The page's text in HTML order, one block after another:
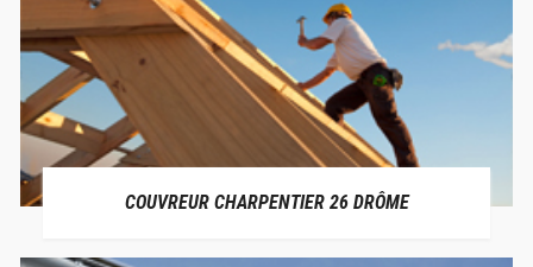
COUVREUR CHARPENTIER 26 DRÔME